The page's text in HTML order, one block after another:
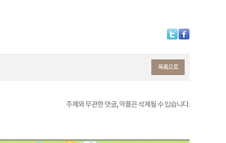
목록으로
주제와 무관한 댓글, 악플은 삭제될 수 있습니다.